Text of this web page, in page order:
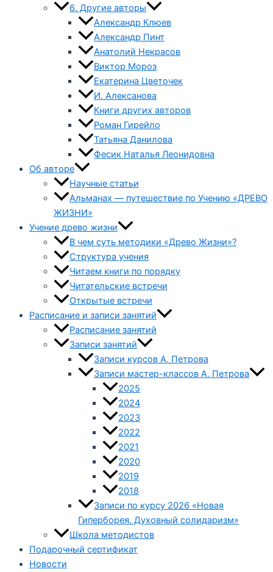
6. Другие авторы
Александр Клюев
Александр Пинт
Анатолий Некрасов
Виктор Мороз
Екатерина Цветочек
И. Алексанова
Книги других авторов
Роман Гирейло
Татьяна Данилова
Фесик Наталья Леонидовна
Об авторе
Научные статьи
Альманах — путешествие по Учению «ДРЕВО
ЖИЗНИ»
Учение древо жизни
В чем суть методики «Древо Жизни»?
Структура учения
Читаем книги по порядку
Читательские встречи
Открытые встречи
Расписание и записи занятий
Расписание занятий
Записи занятий
Записи курсов А. Петрова
Записи мастер-классов А. Петрова
2025
2024
2023
2022
2021
2020
2019
2018
Записи по курсу 2026 «Новая
Гиперборея. Духовный солидаризм»
Школа методистов
Подарочный сертификат
Новости